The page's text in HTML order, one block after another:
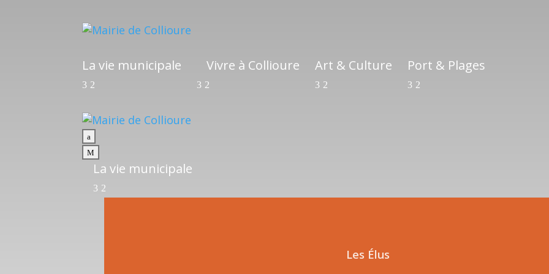
La vie municipale Vivre à Collioure Art & Culture Port & Plages
a
M
La vie municipale
Les Élus